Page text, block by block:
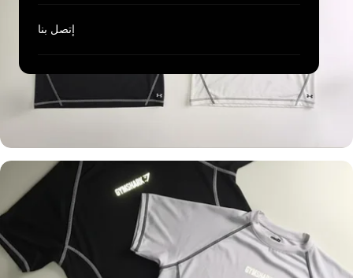
إتصل بنا
UNDER ARMOUR